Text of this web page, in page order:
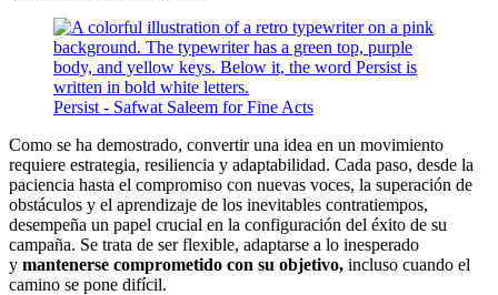
Persist - Safwat Saleem for Fine Acts
Como se ha demostrado, convertir una idea en un movimiento
requiere estrategia, resiliencia y adaptabilidad. Cada paso, desde la
paciencia hasta el compromiso con nuevas voces, la superación de
obstáculos y el aprendizaje de los inevitables contratiempos,
desempeña un papel crucial en la configuración del éxito de su
campaña. Se trata de ser flexible, adaptarse a lo inesperado
y mantenerse comprometido con su objetivo, incluso cuando el
camino se pone difícil.